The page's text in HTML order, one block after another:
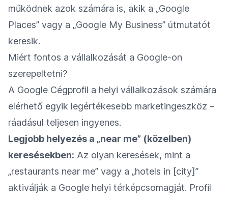
működnek azok számára is, akik a „Google
Places” vagy a „Google My Business” útmutatót
keresik.
Miért fontos a vállalkozását a Google-on
szerepeltetni?
A Google Cégprofil a helyi vállalkozások számára
elérhető egyik legértékesebb marketingeszköz –
ráadásul teljesen ingyenes.
Legjobb helyezés a „near me” (közelben)
keresésekben: Az olyan keresések, mint a
„restaurants near me” vagy a „hotels in [city]”
aktiválják a Google helyi térképcsomagját. Profil